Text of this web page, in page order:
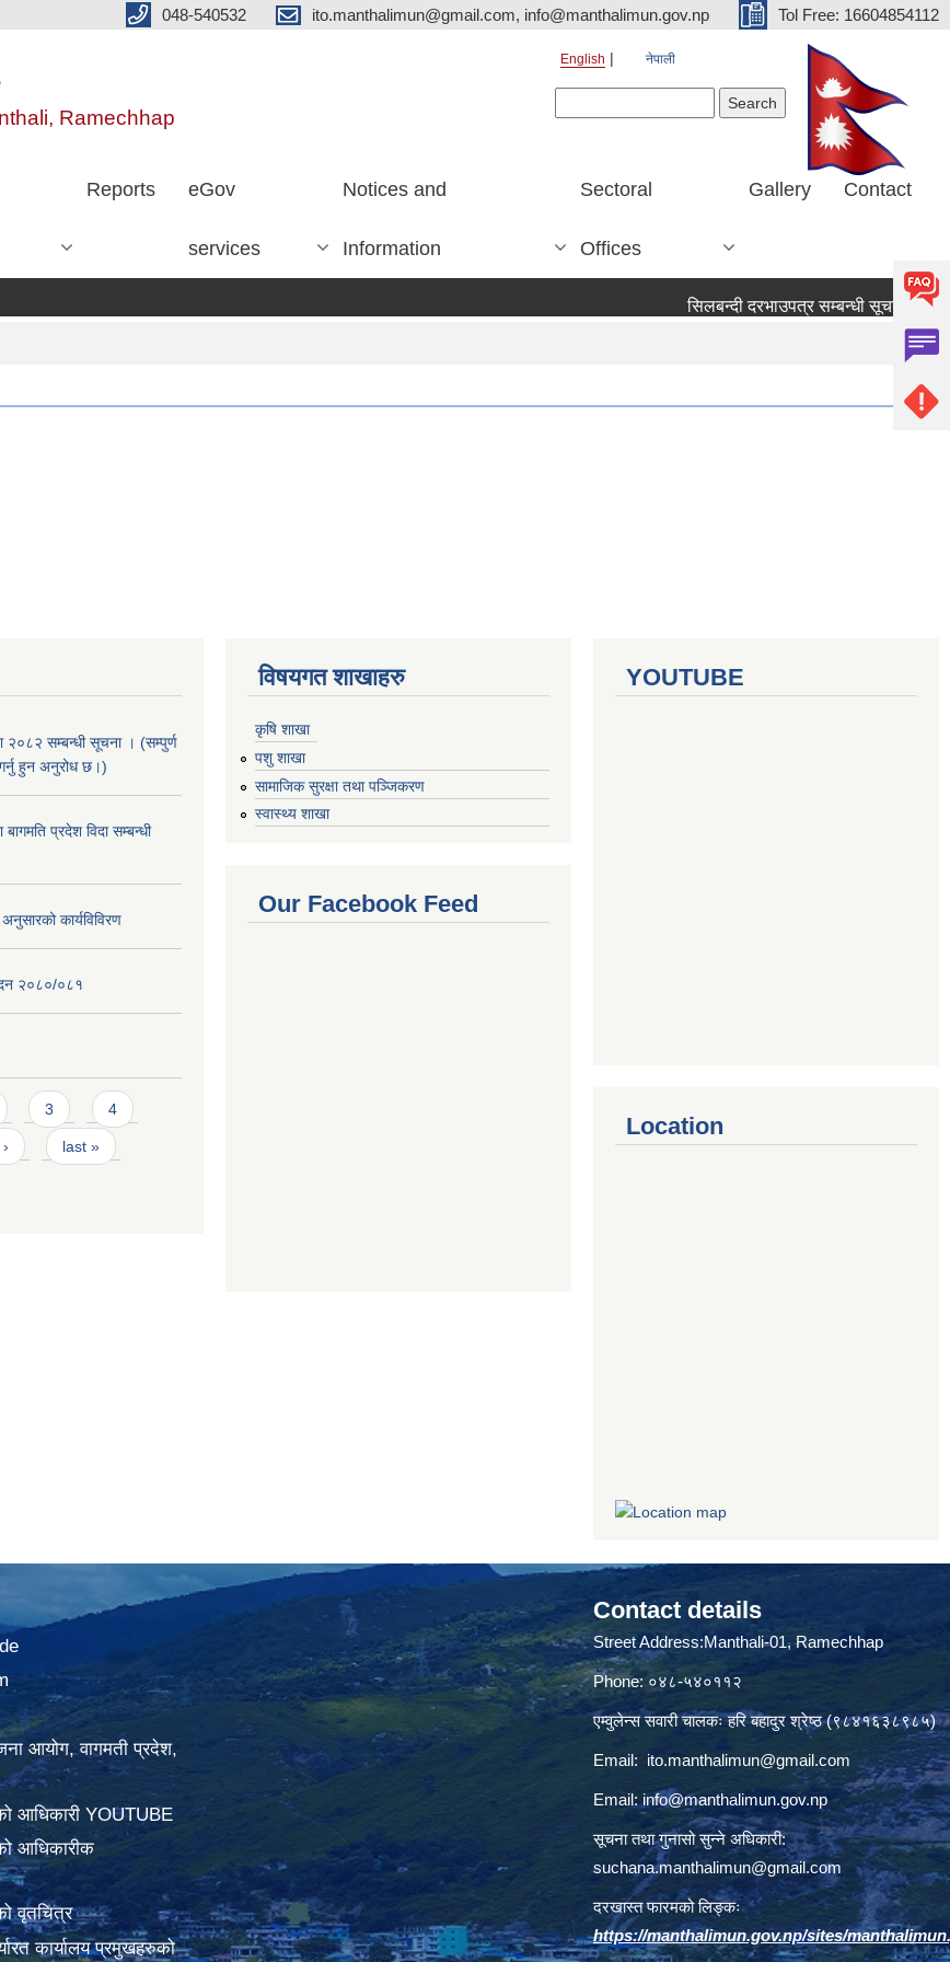
048-540532 ito.manthalimun@gmail.com, info@manthalimun.gov.np Tol Free: 16604854112
Ramechhap
English नेपाली
Reports eGov
services
Notices and
Information
Sectoral
Offices
Gallery Contact
सिलबन्दी दरभाउपत्र सम्बन्धी सूचना ।
२०८२ सम्बन्धी सूचना । (सम्पुर्ण
हुन अनुरोध छ।)
प्रदेश विदा सम्बन्धी
कार्यविविरण
२०८०/०८१
3 4
last »
विषयगत शाखाहरु
कृषि शाखा
पशु शाखा
सामाजिक सुरक्षा तथा पञ्जिकरण
स्वास्थ्य शाखा
Our Facebook Feed
YOUTUBE
Location
आयोग, वागमती प्रदेश,
आधिकारी YOUTUBE
आधिकारीक
वृतचित्र
कार्यालय प्रमुखहरुको
Contact details
Street Address:Manthali-01, Ramechhap
Phone: ०४८-५४०११२
एम्वुलेन्स सवारी चालकः हरि बहादुर श्रेष्ठ (९८४१६३८९८५)
Email: ito.manthalimun@gmail.com
Email:info@manthalimun.gov.np
सूचना तथा गुनासो सुन्ने अधिकारी:
suchana.manthalimun@gmail.com
दरखास्त फारमको लिङ्कः
https://manthalimun.gov.np/sites/